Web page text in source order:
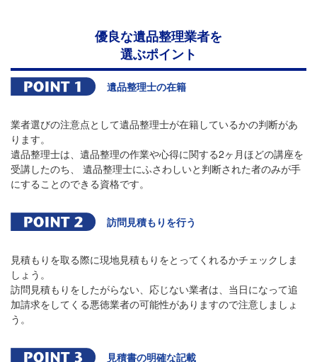
優良な遺品整理業者を
選ぶポイント
遺品整理士の在籍
業者選びの注意点として遺品整理士が在籍しているかの判断があ
ります。
遺品整理士は、遺品整理の作業や心得に関する2ヶ月ほどの講座を
受講したのち、 遺品整理士にふさわしいと判断された者のみが手
にすることのできる資格です。
訪問見積もりを行う
見積もりを取る際に現地見積もりをとってくれるかチェックしま
しょう。
訪問見積もりをしたがらない、応じない業者は、当日になって追
加請求をしてくる悪徳業者の可能性がありますので注意しましょ
う。
見積書の明確な記載